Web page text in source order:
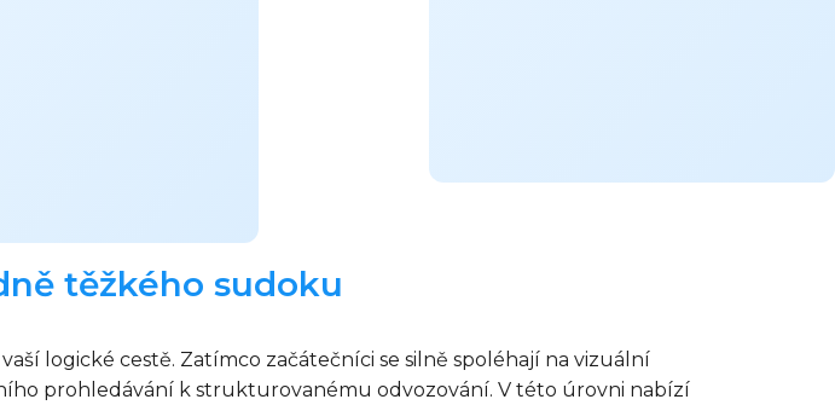
těžkého sudoku
logické cestě. Zatímco začátečníci se silně spoléhají na vizuální
prohledávání k strukturovanému odvozování. V této úrovni nabízí